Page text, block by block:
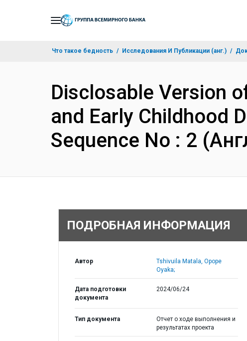
Что такое бедность Исследования И Публикации (анг.)
Disclosable Version
and Early Childhood
Sequence No : 2
ПОДРОБНАЯ ИНФОРМАЦИЯ
Автор
Tshivuila Matala, Opope
Oyaka;
Дата подготовки
документа
2024/06/24
Тип документа
Отчет о ходе выполнения и
результатах проекта